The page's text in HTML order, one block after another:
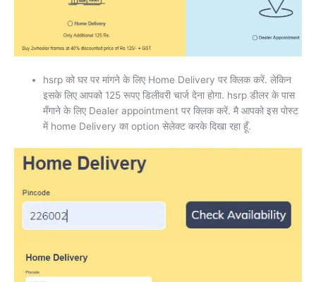
hsrp को घर पर मांगने के लिए Home Delivery पर क्लिक करें. लेकिन
इसके लिए आपको 125 रूपए डिलीवरी चार्ज देना होगा. hsrp डीलर के पास
मँगाने के लिए Dealer appointment पर क्लिक करें. मै आपको इस पोस्ट
में home Delivery का option सेलेक्ट करके दिखा रहा हूँ.